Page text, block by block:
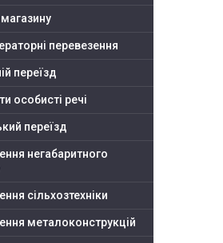
перевезення
переїзд
особисті речі
переїзд
негабаритного
сільхозтехніки
металоконструкцій